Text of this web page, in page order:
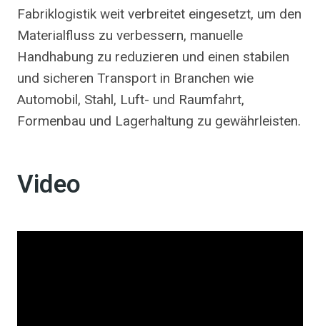
Fabriklogistik weit verbreitet eingesetzt, um den
Materialfluss zu verbessern, manuelle
Handhabung zu reduzieren und einen stabilen
und sicheren Transport in Branchen wie
Automobil, Stahl, Luft- und Raumfahrt,
Formenbau und Lagerhaltung zu gewährleisten.
Video